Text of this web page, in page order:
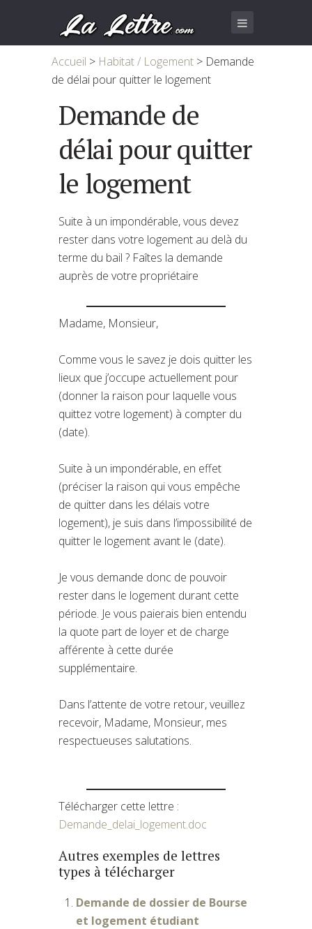
Accueil > Habitat / Logement > Demande
de délai pour quitter le logement
Demande de
délai pour quitter
le logement
Suite à un impondérable, vous devez
rester dans votre logement au delà du
terme du bail ? Faîtes la demande
auprès de votre propriétaire
Madame, Monsieur,
Comme vous le savez je dois quitter les
lieux que j’occupe actuellement pour
(donner la raison pour laquelle vous
quittez votre logement) à compter du
(date).
Suite à un impondérable, en effet
(préciser la raison qui vous empêche
de quitter dans les délais votre
logement), je suis dans l’impossibilité de
quitter le logement avant le (date).
Je vous demande donc de pouvoir
rester dans le logement durant cette
période. Je vous paierais bien entendu
la quote part de loyer et de charge
afférente à cette durée
supplémentaire.
Dans l’attente de votre retour, veuillez
recevoir, Madame, Monsieur, mes
respectueuses salutations.
Télécharger cette lettre :
Demande_delai_logement.doc
Autres exemples de lettres
types à télécharger
Demande de dossier de Bourse
et logement étudiant